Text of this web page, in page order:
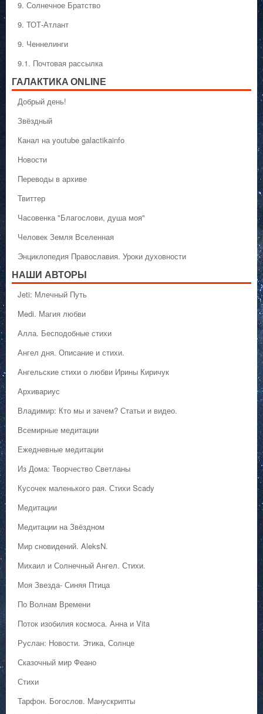
9. Солнечное Братство
9. ТОТ-Атлант
9. Ченнелинги
9.1. Почтовая рассылка
ГАЛАКТИКA ONLINE
Добрый день!
Звёздный
Канал на youtube galactikainfo
Новости
Переводы в архиве
Твиттер
Часовенка "Благослови, душа моя"
Человек Земля Вселенная
Энциклопедия Православия. Уроки духовности
НАШИ АВТОРЫ
Jeti: Млечный Путь
Medi. Магия любви
Алла. Бесподобные стихи
Ангел дня. Описание и стихи.
Ангельские стихи о любви Ирины Киричук
Архивариус
Владимир: Кто мы и зачем? Статьи и видео.
Всемирные медитации
Ежедневные медитации
Из Дома: Творчество Светланы
Кусочек маленького рая. Стихи Scady
Медитации
Медитации на Звёздном
Мир сновидений. AleksN.
Михаил и Солнечный Ангел. Стихи.
Моя Звезда- Синяя Птица
По Волнам Времени
Поток изобилия космоса. Анна и Vita
Руслан: Новости. Этика, Солнце
Сказочный мир Феано
Стихи
Тарфон. Богослов. Манускрипты